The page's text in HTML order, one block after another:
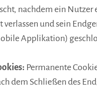
nachdem ein Nutzer
und sein
Applikation)
Permanente
dem Schließen des